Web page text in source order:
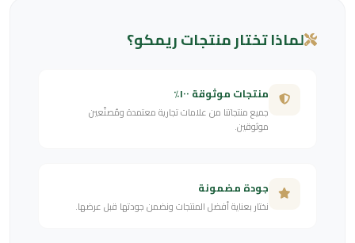
لماذا تختار منتجات ريمكو؟
منتجات موثوقة ١٠٠٪
جميع منتجاتنا من علامات تجارية معتمدة ومُصنّعين
موثوقين.
جودة مضمونة
نختار بعناية أفضل المنتجات ونضمن جودتها قبل عرضها.